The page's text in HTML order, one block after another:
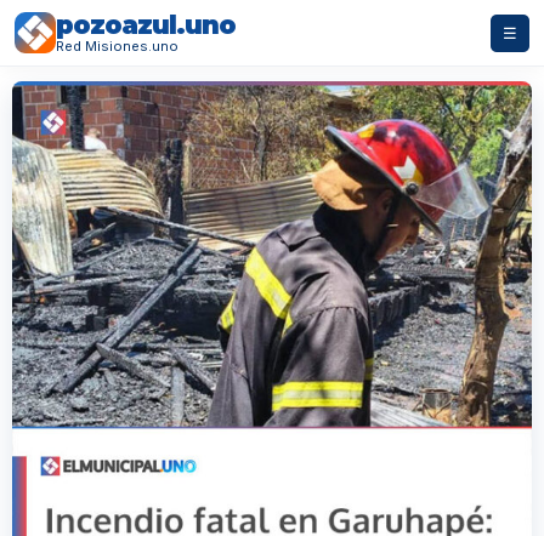
pozoazul.uno
Red Misiones.uno
☰